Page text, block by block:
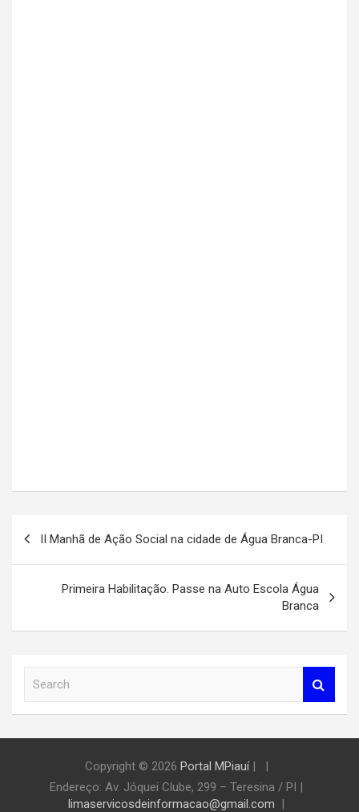
II Manhã de Ação Social na cidade de Água Branca-PI
Primeira Habilitação. Passe na Auto Escola Água
Branca
c
Copyright © 2026 Portal MPiauí|
Endereço: Av. Jóquei Clube, 299 – Teresina / PI |
limaservicosdeinformacao@gmail.com